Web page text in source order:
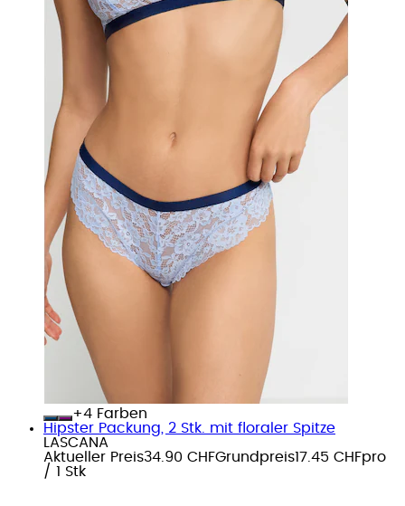
+
Farben
Hipster Packung, 2 Stk. mit floraler Spitze
LASCANA
Aktueller Preis34.90 CHFGrundpreis17.45 CHFpro
/ 1 Stk